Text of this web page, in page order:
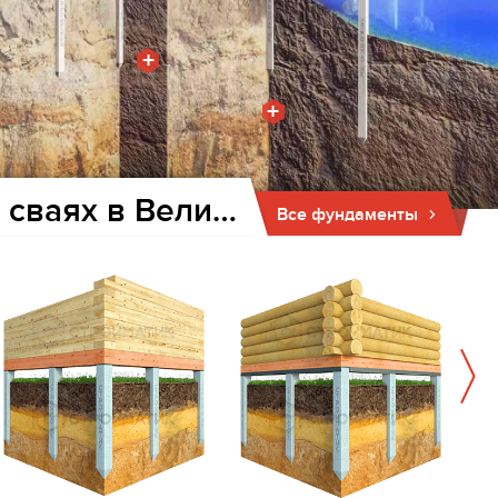
+
+
Все фундаменты
Фундамент для дома и бани на забивных ж/б сваях в Велиже